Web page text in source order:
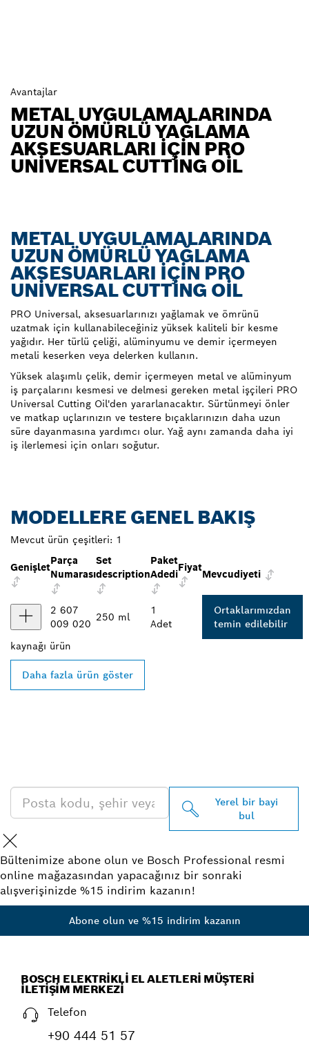
Avantajlar
METAL UYGULAMALARINDA
UZUN ÖMÜRLÜ YAĞLAMA
AKSESUARLARI IÇIN PRO
UNIVERSAL CUTTING OIL
METAL UYGULAMALARINDA
UZUN ÖMÜRLÜ YAĞLAMA
AKSESUARLARI IÇIN PRO
UNIVERSAL CUTTING OIL
PRO Universal, aksesuarlarınızı yağlamak ve ömrünü
uzatmak için kullanabileceğiniz yüksek kaliteli bir kesme
yağıdır. Her türlü çeliği, alüminyumu ve demir içermeyen
metali keserken veya delerken kullanın.
Yüksek alaşımlı çelik, demir içermeyen metal ve alüminyum
iş parçalarını kesmesi ve delmesi gereken metal işçileri PRO
Universal Cutting Oil'den yararlanacaktır. Sürtünmeyi önler
ve matkap uçlarınızın ve testere bıçaklarınızın daha uzun
süre dayanmasına yardımcı olur. Yağ aynı zamanda daha iyi
iş ilerlemesi için onları soğutur.
MODELLERE GENEL BAKIŞ
Mevcut ürün çeşitleri: 1
Genişlet
Parça
Numarası
Set
description
Paket
Adedi
Fiyat
Mevcudiyeti
2 607
009 020
250 ml
1
Adet
Ortaklarımızdan
temin edilebilir
kaynağı ürün
Daha fazla ürün göster
Yerel bir bayi
bul
Bültenimize abone olun ve Bosch Professional resmi
online mağazasından yapacağınız bir sonraki
alışverişinizde %15 indirim kazanın!
Abone olun ve %15 indirim kazanın
BOSCH ELEKTRIKLI EL ALETLERI MÜŞTERI
İLETIŞIM MERKEZI
Telefon
+90 444 51 57